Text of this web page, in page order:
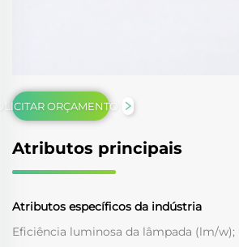
Atributos principais
Atributos específicos da indústria
Eficiência luminosa da lâmpada (lm/w);
ORÇAMENTO